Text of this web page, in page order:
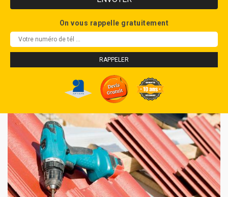
On vous rappelle gratuitement